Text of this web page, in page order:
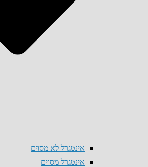
אינטגרל לא מסוים
אינטגרל מסוים